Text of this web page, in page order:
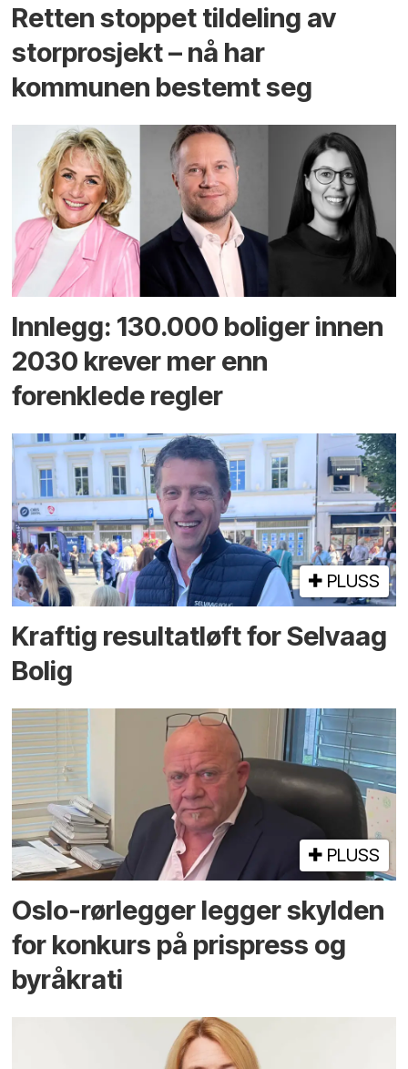
Retten stoppet tildeling av
storprosjekt – nå har
kommunen bestemt seg
Innlegg: 130.000 boliger innen
2030 krever mer enn
forenklede regler
PLUSS
Kraftig resultatløft for Selvaag
Bolig
PLUSS
Oslo-rørlegger legger skylden
for konkurs på prispress og
byråkrati